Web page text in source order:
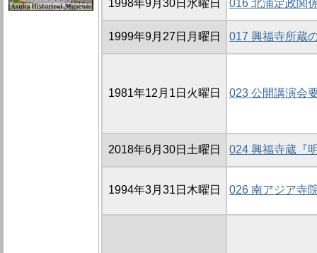
1998年9月30日水曜日 016 北浦定政関
1999年9月27日月曜日 017 興福寺所蔵
1981年12月1日火曜日 023 公開講演会
2018年6月30日土曜日 024 興福寺蔵『
1994年3月31日木曜日 026 南アジア寺